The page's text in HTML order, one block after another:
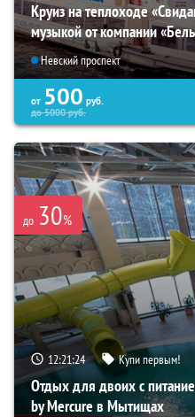
Круиз на теплоходе
музыкой от компании
Невский проспект
от 500 руб.
до5000руб.
до 30%
12:21:22 Купи первым!
Отдых для двоих с
by Mercure в Мытищах